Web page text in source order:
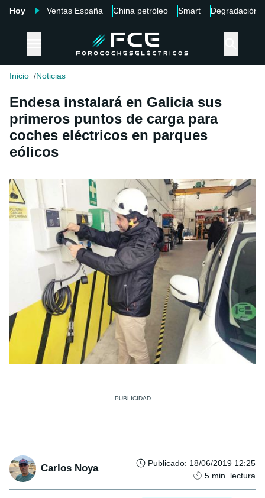
Hoy Ventas España China petróleo Smart Degradación
Inicio Noticias
Endesa instalará en Galicia sus
primeros puntos de carga para
coches eléctricos en parques
eólicos
Carlos Noya Publicado: 18/06/2019 12:25
5 min. lectura